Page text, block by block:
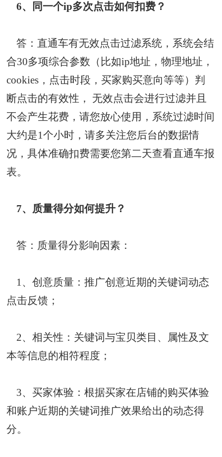
6、同一个ip多次点击如何扣费？
答：直通车有无效点击过滤系统，系统会结
合30多项综合参数（比如ip地址，物理地址，
cookies，点击时段，买家购买意向等等）判
断点击的有效性， 无效点击会进行过滤并且
不会产生花费，请您放心使用，系统过滤时间
大约是1个小时，请多关注您后台的数据情
况，具体准确扣费需要您第二天查看直通车报
表。
7、质量得分如何提升？
答：质量得分影响因素：
1、创意质量：推广创意近期的关键词动态
点击反馈；
2、相关性：关键词与宝贝类目、属性及文
本等信息的相符程度；
3、买家体验：根据买家在店铺的购买体验
和账户近期的关键词推广效果给出的动态得
分。